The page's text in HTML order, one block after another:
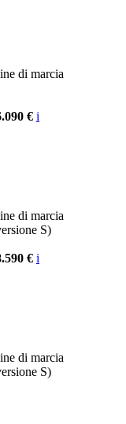
di marcia
€ i
di marcia
S)
€ i
di marcia
S)